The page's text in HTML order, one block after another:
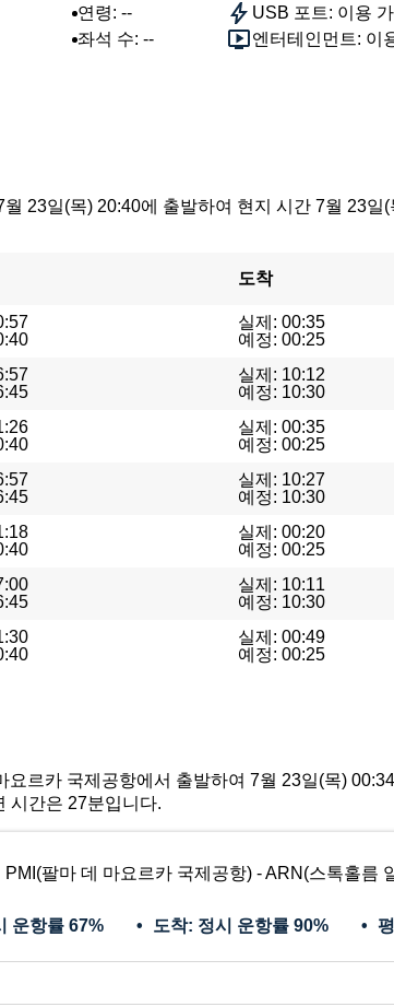
연령: --
좌석 수: --
USB 포트: 이용
엔터테인먼트: 이
23일(목) 20:40에 출발하여 현지 시간 7월 23
도착
실제: 00:35
예정: 00:25
실제: 10:12
예정: 10:30
실제: 00:35
예정: 00:25
실제: 10:27
예정: 10:30
실제: 00:20
예정: 00:25
실제: 10:11
예정: 10:30
실제: 00:49
예정: 00:25
르카 국제공항에서 출발하여 7월 23일(목)
시간은 27분입니다.
PMI(팔마 데 마요르카 국제공항) - ARN(스톡홀름
운항률 67% 도착: 정시 운항률 90%